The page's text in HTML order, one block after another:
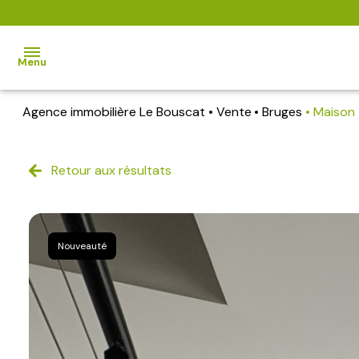
Menu
nos
biens
biens
vendus
estimation
l'agence
Agence immobilière Le Bouscat Vente Bruges Maison
Retour aux résultats
Nouveauté